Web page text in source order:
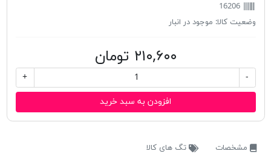
16206
وضعیت کالا: موجود در انبار
۲۱۰,۶۰۰ تومان
-
+
افزودن به سبد خرید
مشخصات تگ های کالا